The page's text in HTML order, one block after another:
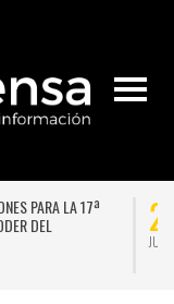
PARA LA 17ª
DEL
JUL